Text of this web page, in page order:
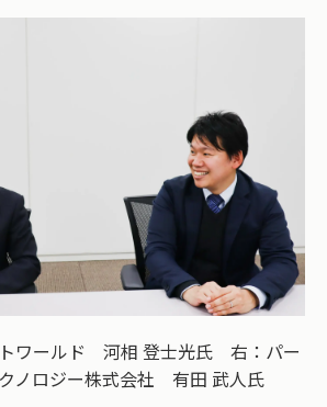
ワールド 河相 登士光氏 右：パー
ノロジー株式会社 有田 武人氏